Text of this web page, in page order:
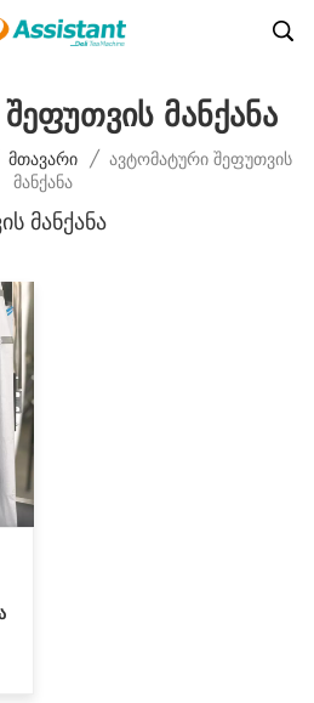
Მანქანა
Მთავარი / Ავტომატური Შეფუთვის
Მანქანა
Მანქანა